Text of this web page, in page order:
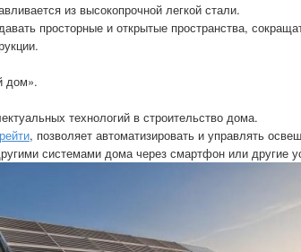
из высокопрочной легкой стали.
просторные и открытые пространства,
дом».
технологий в строительство дома.
, позволяет автоматизировать и управлять
системами дома через смартфон или другие